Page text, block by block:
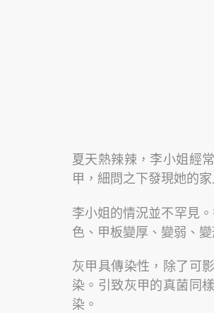
夏天熱辣辣，李小姐經
甲，細問之下發現她的
李小姐的情況並不罕見
色、甲板變厚、變弱、
灰甲具傳染性，除了可
染。引致灰甲的真菌同
染。